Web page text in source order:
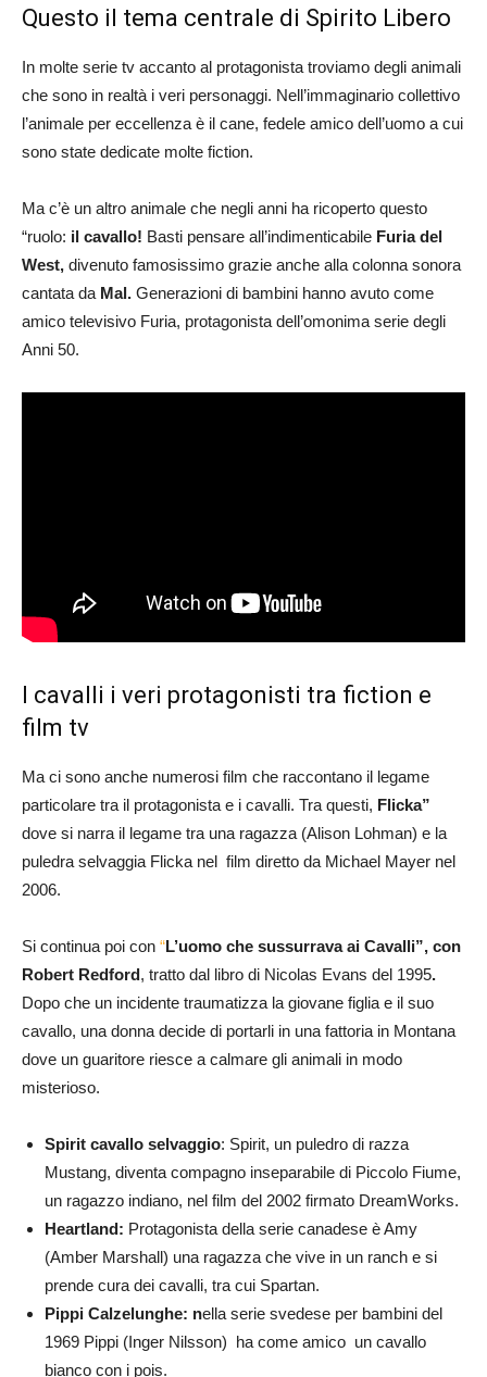
Questo il tema centrale di Spirito Libero
In molte serie tv accanto al protagonista troviamo degli animali
che sono in realtà i veri personaggi. Nell’immaginario collettivo
l’animale per eccellenza è il cane, fedele amico dell’uomo a cui
sono state dedicate molte fiction.
Ma c’è un altro animale che negli anni ha ricoperto questo
“ruolo: il cavallo! Basti pensare all’indimenticabile Furia del
West, divenuto famosissimo grazie anche alla colonna sonora
cantata da Mal. Generazioni di bambini hanno avuto come
amico televisivo Furia, protagonista dell’omonima serie degli
Anni 50.
I cavalli i veri protagonisti tra fiction e
film tv
Ma ci sono anche numerosi film che raccontano il legame
particolare tra il protagonista e i cavalli. Tra questi, Flicka”
dove si narra il legame tra una ragazza (Alison Lohman) e la
puledra selvaggia Flicka nel film diretto da Michael Mayer nel
2006.
Si continua poi con “L’uomo che sussurrava ai Cavalli”, con
Robert Redford, tratto dal libro di Nicolas Evans del 1995.
Dopo che un incidente traumatizza la giovane figlia e il suo
cavallo, una donna decide di portarli in una fattoria in Montana
dove un guaritore riesce a calmare gli animali in modo
misterioso.
Spirit cavallo selvaggio: Spirit, un puledro di razza
Mustang, diventa compagno inseparabile di Piccolo Fiume,
un ragazzo indiano, nel film del 2002 firmato DreamWorks.
Heartland: Protagonista della serie canadese è Amy
(Amber Marshall) una ragazza che vive in un ranch e si
prende cura dei cavalli, tra cui Spartan.
Pippi Calzelunghe: nella serie svedese per bambini del
1969 Pippi (Inger Nilsson) ha come amico un cavallo
bianco con i pois.